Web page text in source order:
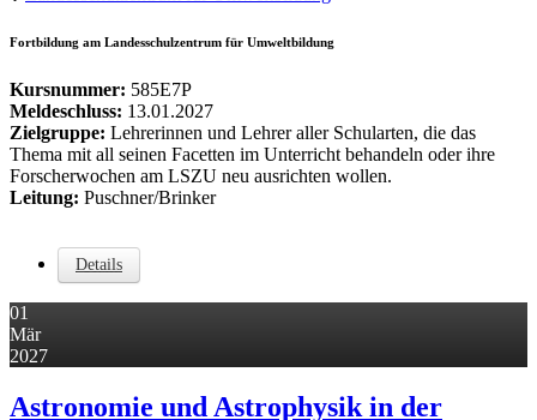
Fortbildung am Landesschulzentrum für Umweltbildung
Kursnummer: 585E7P
Meldeschluss: 13.01.2027
Zielgruppe: Lehrerinnen und Lehrer aller Schularten, die das
Thema mit all seinen Facetten im Unterricht behandeln oder ihre
Forscherwochen am LSZU neu ausrichten wollen.
Leitung: Puschner/Brinker
Details
01
Mär
2027
Astronomie und Astrophysik in der